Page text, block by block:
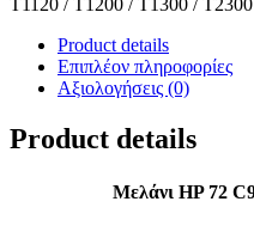
T1120 / T1200 / T1300 /
Product details
Επιπλέον πληροφορίες
Αξιολογήσεις (0)
Product details
Μελάνι HP 72